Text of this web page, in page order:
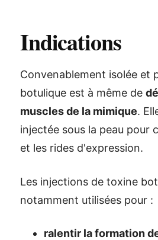
Indications
Convenablement isolée et
botulique est à même de
muscles de la mimique.
injectée sous la peau pour
et les rides d'expression.
Les injections de toxine
notamment utilisées pour :
ralentir la formation